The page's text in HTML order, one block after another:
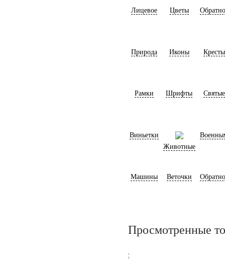
Лицевое Цветы
Природа Иконы Кресты
Рамки Шрифты Святые
Виньетки
Животные
Машины Веточки
Просмотренные